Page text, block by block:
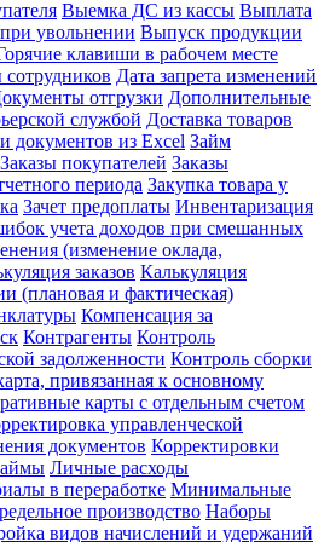
Выемка ДС из кассы Выплата
при увольнении Выпуск продукции
клавиши в рабочем месте
Дата запрета изменений
отгрузки Дополнительные
службой Доставка товаров
документов из Excel Займ
Заказы покупателей Заказы
периода Закупка товара у
Зачет предоплаты Инвентаризация
учета доходов при смешанных
(изменение оклада,
заказов Калькуляция
(плановая и фактическая)
Компенсация за
Контрагенты Контроль
задолженности Контроль сборки
привязанная к основному
карты с отдельным счетом
управленческой
документов Корректировки
Личные расходы
в переработке Минимальные
производство Наборы
видов начислений и удержаний